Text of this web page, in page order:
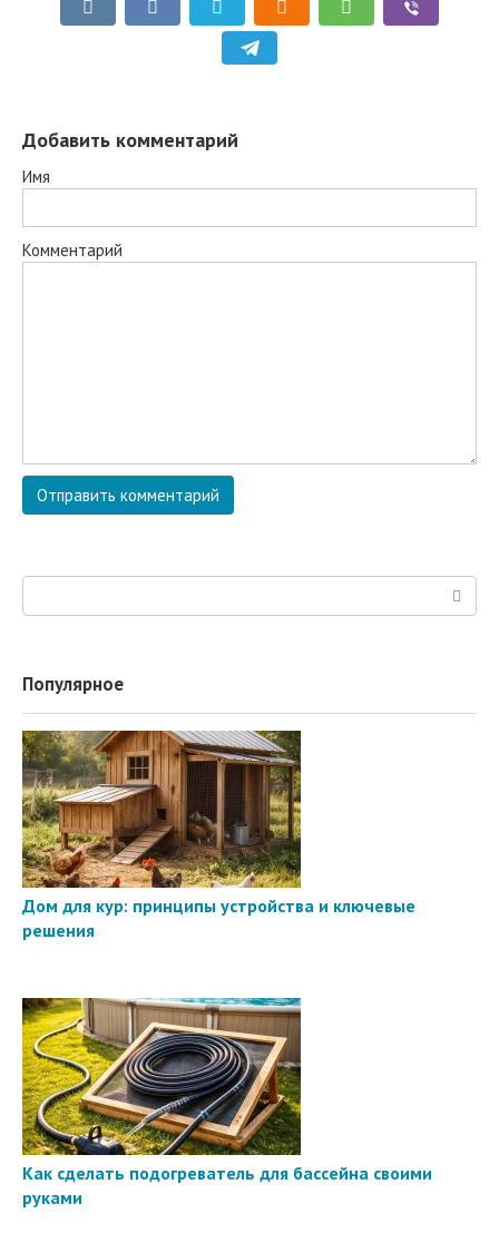
Добавить комментарий
Имя
Комментарий
Поиск:
Популярное
Дом для кур: принципы устройства и ключевые
решения
Как сделать подогреватель для бассейна своими
руками